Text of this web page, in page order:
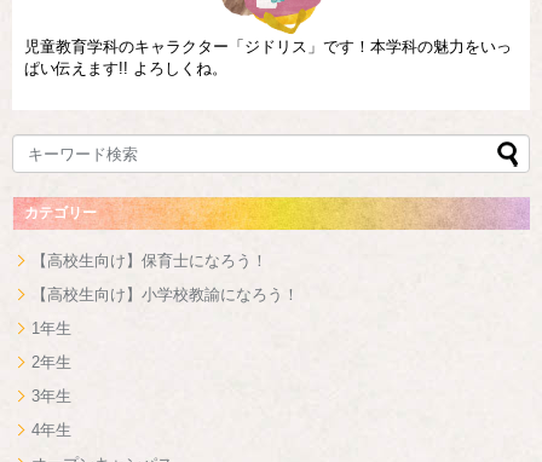
児童教育学科のキャラクター「ジドリス」です！本学科の魅力をいっ
ぱい伝えます!! よろしくね。
カテゴリー
【高校生向け】保育士になろう！
【高校生向け】小学校教諭になろう！
1年生
2年生
3年生
4年生